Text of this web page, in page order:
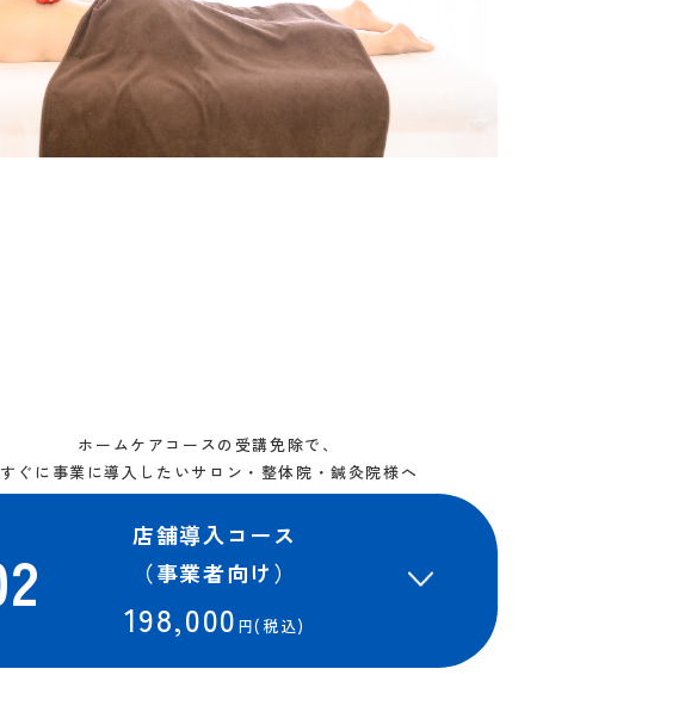
ホームケアコースの受講免除で、
すぐに事業に導入したいサロン・整体院・鍼灸院様へ
店舗導入コース
（事業者向け）
198,000 円(税込)